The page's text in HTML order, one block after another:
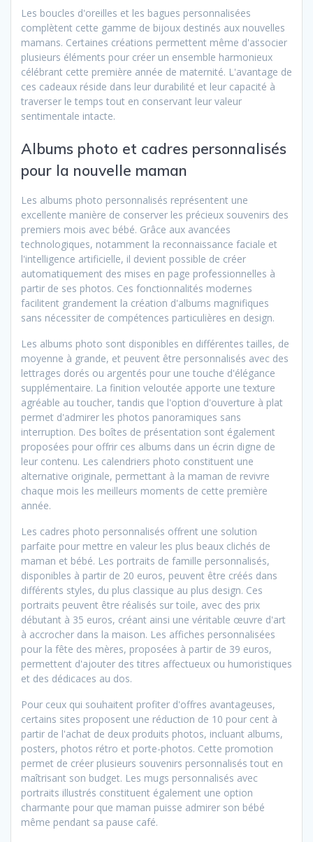
Les boucles d'oreilles et les bagues personnalisées
complètent cette gamme de bijoux destinés aux nouvelles
mamans. Certaines créations permettent même d'associer
plusieurs éléments pour créer un ensemble harmonieux
célébrant cette première année de maternité. L'avantage de
ces cadeaux réside dans leur durabilité et leur capacité à
traverser le temps tout en conservant leur valeur
sentimentale intacte.
Albums photo et cadres personnalisés
pour la nouvelle maman
Les albums photo personnalisés représentent une
excellente manière de conserver les précieux souvenirs des
premiers mois avec bébé. Grâce aux avancées
technologiques, notamment la reconnaissance faciale et
l'intelligence artificielle, il devient possible de créer
automatiquement des mises en page professionnelles à
partir de ses photos. Ces fonctionnalités modernes
facilitent grandement la création d'albums magnifiques
sans nécessiter de compétences particulières en design.
Les albums photo sont disponibles en différentes tailles, de
moyenne à grande, et peuvent être personnalisés avec des
lettrages dorés ou argentés pour une touche d'élégance
supplémentaire. La finition veloutée apporte une texture
agréable au toucher, tandis que l'option d'ouverture à plat
permet d'admirer les photos panoramiques sans
interruption. Des boîtes de présentation sont également
proposées pour offrir ces albums dans un écrin digne de
leur contenu. Les calendriers photo constituent une
alternative originale, permettant à la maman de revivre
chaque mois les meilleurs moments de cette première
année.
Les cadres photo personnalisés offrent une solution
parfaite pour mettre en valeur les plus beaux clichés de
maman et bébé. Les portraits de famille personnalisés,
disponibles à partir de 20 euros, peuvent être créés dans
différents styles, du plus classique au plus design. Ces
portraits peuvent être réalisés sur toile, avec des prix
débutant à 35 euros, créant ainsi une véritable œuvre d'art
à accrocher dans la maison. Les affiches personnalisées
pour la fête des mères, proposées à partir de 39 euros,
permettent d'ajouter des titres affectueux ou humoristiques
et des dédicaces au dos.
Pour ceux qui souhaitent profiter d'offres avantageuses,
certains sites proposent une réduction de 10 pour cent à
partir de l'achat de deux produits photos, incluant albums,
posters, photos rétro et porte-photos. Cette promotion
permet de créer plusieurs souvenirs personnalisés tout en
maîtrisant son budget. Les mugs personnalisés avec
portraits illustrés constituent également une option
charmante pour que maman puisse admirer son bébé
même pendant sa pause café.